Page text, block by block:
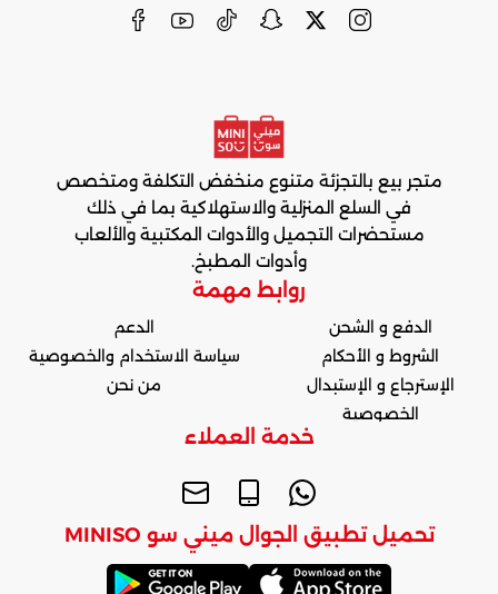
متجر بيع بالتجزئة متنوع منخفض التكلفة ومتخصص
في السلع المنزلية والاستهلاكية بما في ذلك
مستحضرات التجميل والأدوات المكتبية والألعاب
وأدوات المطبخ.
روابط مهمة
الدفع و الشحن
الشروط و الأحكام
الإسترجاع و الإستبدال
الخصوصية
الدعم
سياسة الاستخدام والخصوصية
من نحن
خدمة العملاء
تحميل تطبيق الجوال ميني سو MINISO